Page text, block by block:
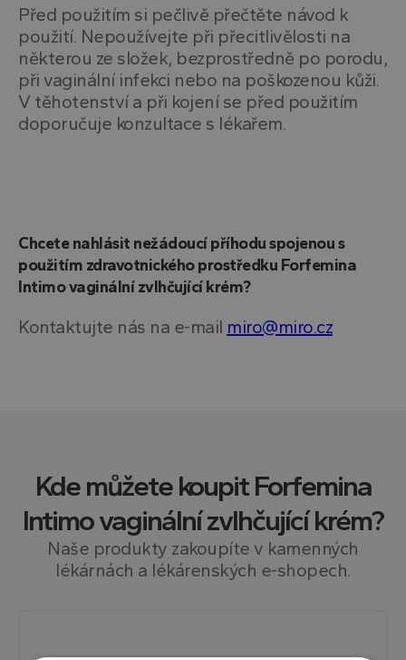
Před použitím si pečlivě přečtěte návod k
použití. Nepoužívejte při přecitlivělosti na
některou ze složek, bezprostředně po porodu,
při vaginální infekci nebo na poškozenou kůži.
V těhotenství a při kojení se před použitím
doporučuje konzultace s lékařem.
Chcete nahlásit nežádoucí příhodu spojenou s
použitím zdravotnického prostředku Forfemina
Intimo vaginální zvlhčující krém?
Kontaktujte nás na e-mail miro@miro.cz
Kde můžete koupitForfemina
Intimo vaginální zvlhčující krém?
Naše produkty zakoupíte v kamenných
lékárnách a lékárenských e-shopech.